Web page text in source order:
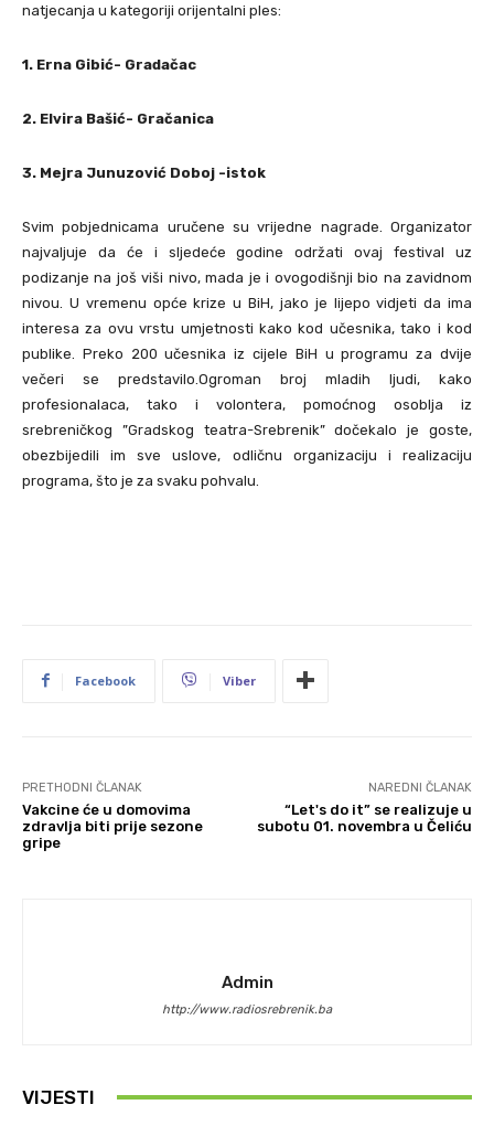
natjecanja u kategoriji orijentalni ples:
1. Erna Gibić- Gradačac
2. Elvira Bašić- Gračanica
3. Mejra Junuzović Doboj -istok
Svim pobjednicama uručene su vrijedne nagrade. Organizator
najvaljuje da će i sljedeće godine održati ovaj festival uz
podizanje na još viši nivo, mada je i ovogodišnji bio na zavidnom
nivou. U vremenu opće krize u BiH, jako je lijepo vidjeti da ima
interesa za ovu vrstu umjetnosti kako kod učesnika, tako i kod
publike. Preko 200 učesnika iz cijele BiH u programu za dvije
večeri se predstavilo.Ogroman broj mladih ljudi, kako
profesionalaca, tako i volontera, pomoćnog osoblja iz
srebreničkog ”Gradskog teatra-Srebrenik” dočekalo je goste,
obezbijedili im sve uslove, odličnu organizaciju i realizaciju
programa, što je za svaku pohvalu.
Facebook Viber
PRETHODNI ČLANAK
Vakcine će u domovima
zdravlja biti prije sezone
gripe
NAREDNI ČLANAK
“Let's do it” se realizuje u
subotu 01. novembra u Čeliću
Admin
http://www.radiosrebrenik.ba
VIJESTI